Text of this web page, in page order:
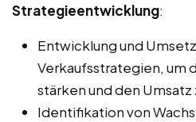
Strategieentwicklung:
Entwicklung und
Verkaufsstrategien, um
stärken und den Umsatz
Identifikation von